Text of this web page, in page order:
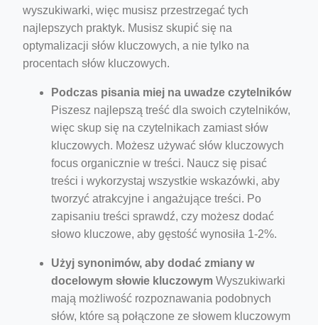
wyszukiwarki, więc musisz przestrzegać tych
najlepszych praktyk. Musisz skupić się na
optymalizacji słów kluczowych, a nie tylko na
procentach słów kluczowych.
Podczas pisania miej na uwadze czytelników
Piszesz najlepszą treść dla swoich czytelników,
więc skup się na czytelnikach zamiast słów
kluczowych. Możesz używać słów kluczowych
focus organicznie w treści. Naucz się pisać
treści i wykorzystaj wszystkie wskazówki, aby
tworzyć atrakcyjne i angażujące treści. Po
zapisaniu treści sprawdź, czy możesz dodać
słowo kluczowe, aby gęstość wynosiła 1-2%.
Użyj synonimów, aby dodać zmiany w
docelowym słowie kluczowym Wyszukiwarki
mają możliwość rozpoznawania podobnych
słów, które są połączone ze słowem kluczowym